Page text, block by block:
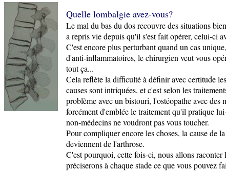
Quelle lombalgie avez-vous?
Le mal du bas du dos recouvre des situations
a repris vie depuis qu'il s'est fait opérer, celui-ci
C'est encore plus perturbant quand un cas
d'anti-inflammatoires, le chirurgien veut vous
tout ça...
Cela reflète la difficulté à définir avec certitude
causes sont intriquées, et c'est selon les
problème avec un bistouri, l'ostéopathe avec
forcément d'emblée le traitement qu'il pratique
non-médecins ne voudront pas vous toucher.
Pour compliquer encore les choses, la cause de
deviennent de l'arthrose.
C'est pourquoi, cette fois-ci, nous allons
préciserons à chaque stade ce que vous pouvez